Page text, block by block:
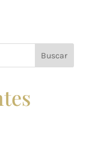
Buscar